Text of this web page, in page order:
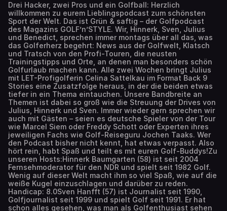
Drei Hacker, zwei Pros und ein Golfball: Herzlich
willkommen zu eurem Lieblingspodcast zum schönsten
Sport der Welt. Das ist Grün & saftig – der Golfpodcast
des Magazins GOLF’n’STYLE. Wir, Hinnerk, Sven, Julius
und Benedict, sprechen immer montags über all das, was
das Golferherz begehrt: News aus der Golfwelt, Klatsch
und Tratsch von den Profi-Touren, die neusten
Trainingstipps und Orte, an denen man besonders schön
Golfurlaub machen kann. Alle zwei Wochen bringt Julius
mit LET-Profigolferin Celina Sattelkau im Format Back 9
Stories eine Zusatzfolge heraus, in der die beiden etwas
tiefer in ein Thema eintauchen. Unsere Bandbreite an
Themen ist dabei so groß wie die Streuung der Drives von
Julius, Hinnerk und Sven. Immer wieder gern sprechen wir
auch mit Gästen – seien es deutsche Spieler von der Tour
wie Marcel Siem oder Freddy Schott oder Experten ihres
jeweiligen Fachs wie Golf-Reiseguru Jochen Taaks. Wer
den Podcast bisher nicht kennt, hat etwas verpasst. Also
hört rein, habt Spaß und teilt es mit euren Golf-Buddys!Zu
unseren Hosts:Hinnerk Baumgarten (58) ist seit 2004
Fernsehmoderator für den NDR und spielt seit 1982 Golf.
Wenig auf dieser Welt macht ihm so viel Spaß, wie auf die
weiße Kugel einzuschlagen und darüber zu reden.
Handicap: 8.0Sven Hanfft (57) ist Journalist seit 1990,
Golfjournalist seit 1999 und spielt Golf seit 1991. Er hat
schon alles gesehen, was man als Golfenthusiast sehen